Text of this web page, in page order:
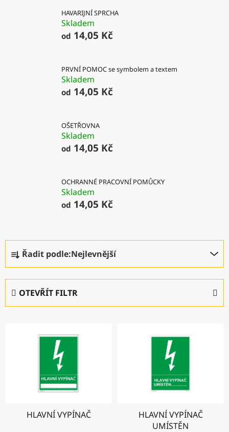
HAVARIJNÍ SPRCHA
Skladem
od 14,05 Kč
PRVNÍ POMOC se symbolem a textem
Skladem
od 14,05 Kč
OŠETŘOVNA
Skladem
od 14,05 Kč
OCHRANNÉ PRACOVNÍ POMŮCKY
Skladem
od 14,05 Kč
Ř
z
Řadit podle:Nejlevnější
OTEVŘÍT FILTR
HLAVNÍ VYPÍNAČ
HLAVNÍ VYPÍNAČ
UMÍSTĚN